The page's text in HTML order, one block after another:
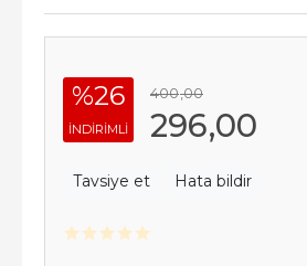
%26
INDIRIMLI
400,00
296,00
Tavsiye et Hata bildir